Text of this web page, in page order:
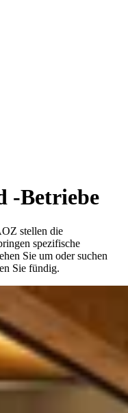
-Betriebe
stellen die
spezifische
Sie um oder suchen
Sie fündig.